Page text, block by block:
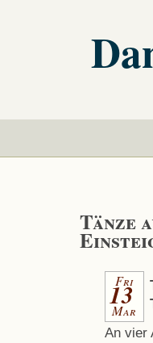
Tänze
Fri
13
Mar
An vier